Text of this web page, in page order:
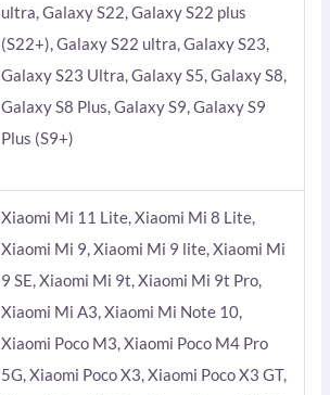
ultra, Galaxy S22, Galaxy S22 plus
(S22+), Galaxy S22 ultra, Galaxy S23,
Galaxy S23 Ultra, Galaxy S5, Galaxy S8,
Galaxy S8 Plus, Galaxy S9, Galaxy S9
Plus (S9+)
Xiaomi Mi 11 Lite, Xiaomi Mi 8 Lite,
Xiaomi Mi 9, Xiaomi Mi 9 lite, Xiaomi Mi
9 SE, Xiaomi Mi 9t, Xiaomi Mi 9t Pro,
Xiaomi Mi A3, Xiaomi Mi Note 10,
Xiaomi Poco M3, Xiaomi Poco M4 Pro
5G, Xiaomi Poco X3, Xiaomi Poco X3 GT,